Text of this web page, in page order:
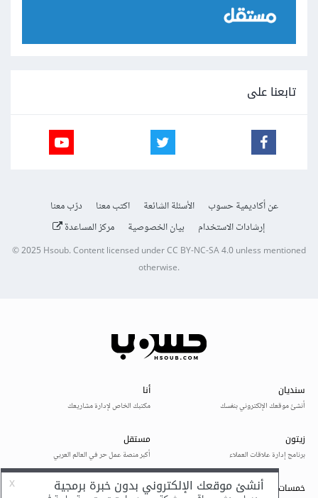
تابعنا على
عن أكاديمية حسوب الأسئلة الشائعة اكتب معنا
درّب معنا
إرشادات الاستخدام
بيان الخصوصية مركز المساعدة
© 2025Hsoub.Content licensed underCC BY-NC-SA 4.0unless mentioned
otherwise.